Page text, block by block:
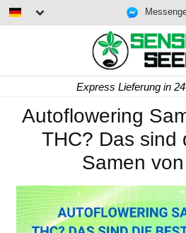
Express Lieferung in
Autoflowering
THC? Das sind
Samen